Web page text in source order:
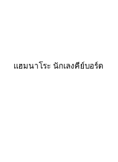
แฮมนาโระ นักเลงคีย์บอร์ด